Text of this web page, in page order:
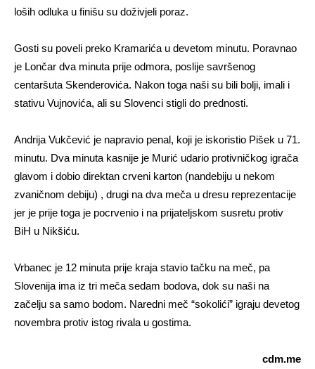
loših odluka u finišu su doživjeli poraz.
Gosti su poveli preko Kramarića u devetom minutu. Poravnao
je Lončar dva minuta prije odmora, poslije savršenog
centaršuta Skenderovića. Nakon toga naši su bili bolji, imali i
stativu Vujnovića, ali su Slovenci stigli do prednosti.
Andrija Vukčević je napravio penal, koji je iskoristio Pišek u 71.
minutu. Dva minuta kasnije je Murić udario protivničkog igrača
glavom i dobio direktan crveni karton (nandebiju u nekom
zvaničnom debiju) , drugi na dva meča u dresu reprezentacije
jer je prije toga je pocrvenio i na prijateljskom susretu protiv
BiH u Nikšiću.
Vrbanec je 12 minuta prije kraja stavio tačku na meč, pa
Slovenija ima iz tri meča sedam bodova, dok su naši na
začelju sa samo bodom. Naredni meč “sokolići” igraju devetog
novembra protiv istog rivala u gostima.
cdm.me